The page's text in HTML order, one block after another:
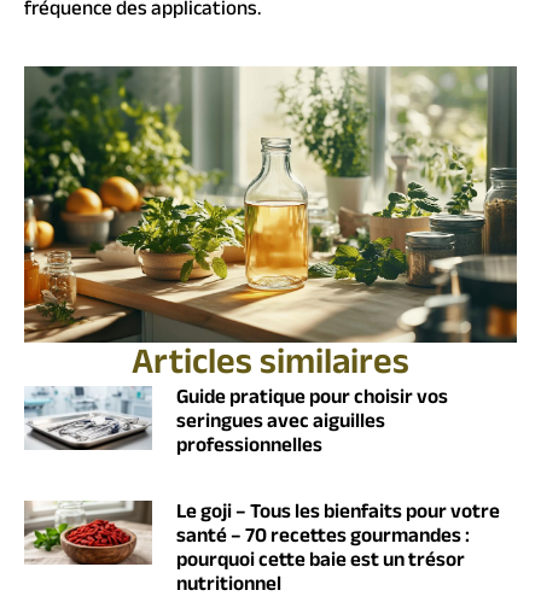
fréquence des applications.
Articles similaires
Guide pratique pour choisir vos
seringues avec aiguilles
professionnelles
Le goji – Tous les bienfaits pour votre
santé – 70 recettes gourmandes :
pourquoi cette baie est un trésor
nutritionnel